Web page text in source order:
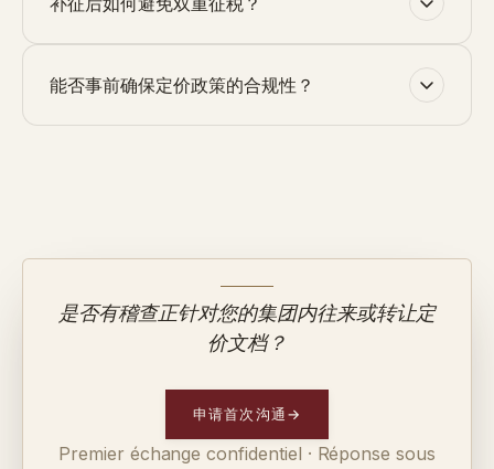
能否事前确保定价政策的合规性？
是否有稽查正针对您的集团内往来或转让定
价文档？
申请首次沟通→
Premier échange confidentiel · Réponse sous